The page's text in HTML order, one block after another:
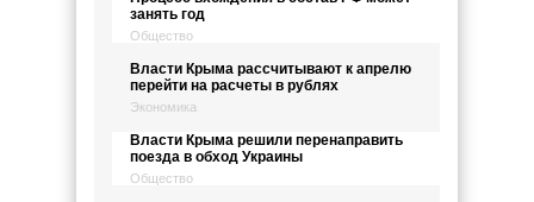
занять год
Общество
Власти Крыма рассчитывают к апрелю
перейти на расчеты в рублях
Экономика
Власти Крыма решили перенаправить
поезда в обход Украины
Общество